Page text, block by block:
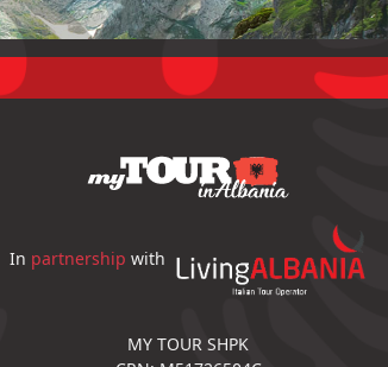
In partnership with
MY TOUR SHPK